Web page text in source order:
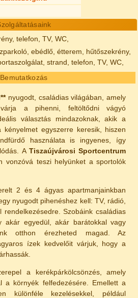
telefon, TV, WC,
ebédlő, étterem, hűtőszekrény,
strand, telefon, TV, WC,
Bemutatkozás
nyugodt, családias világában, amely
a pihenni, feltöltődni vágyó
választás mindazoknak, akik a
egyszerre keresik, hiszen
használata is ingyenes, így
A Tiszaújvárosi Sportcentrum
vonzóvá teszi helyünket a sportolók
2 és 4 ágyas apartmanjainkban
nyugodt pihenéshez kell: TV, rádió,
Szobáink családias
akár egyedül, akár barátokkal vagy
otthon érezheted magad. Az
ízek kedvelőit várjuk, hogy a
a kerékpárkölcsönzés, amely
a környék felfedezésére. Emellett a
különféle kezelésekkel, például